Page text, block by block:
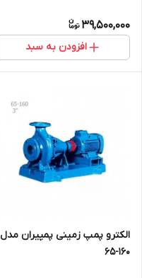
39,500,000
افزودن به سبد
الکترو پمپ زمینی پمپیران مدل
160-65